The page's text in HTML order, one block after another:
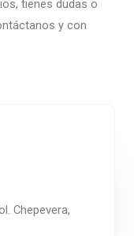
tienes dudas o
y con
Chepevera,